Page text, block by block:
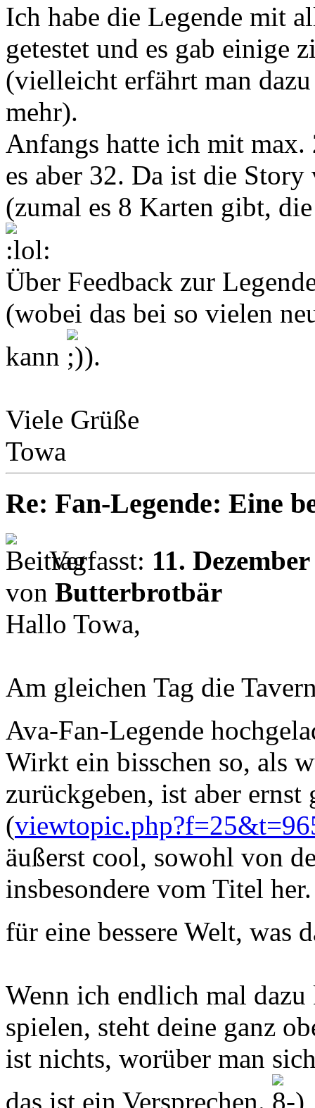
Ich habe die Legende mit
getestet und es gab einige
(vielleicht erfährt man
mehr).
Anfangs hatte ich mit
es aber 32. Da ist die
(zumal es 8 Karten gibt,
Über Feedback zur
(wobei das bei so vielen
kann
).
Viele Grüße
Towa
Re: Fan-Legende: Eine
Verfasst: 11.
von Butterbrotbär
Hallo Towa,
Am gleichen Tag die
Ava-Fan-Legende
Wirkt ein bisschen so, als
zurückgeben, ist aber ernst
(
äußerst cool, sowohl von
insbesondere vom Titel
für eine bessere Welt, was
Wenn ich endlich mal
spielen, steht deine ganz
ist nichts, worüber man
das ist ein Versprechen.